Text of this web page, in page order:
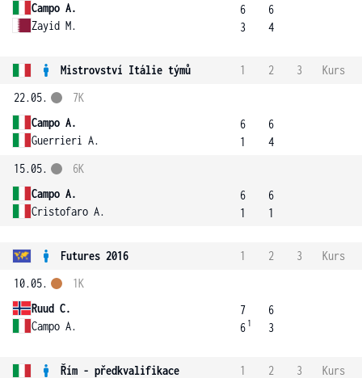
Campo A.
Zayid M.
6
3
6
4
Mistrovství Itálie týmů 1 2 3
Kurs
22.05.
Campo A.
Guerrieri A.
7K
6
1
6
4
15.05.
Campo A.
Cristofaro A.
6K
6
1
6
1
Futures 2016 1 2 3
Kurs
10.05.
Ruud C.
Campo A.
1K
7
6 1
6
3
Řím - předkvalifikace 1 2 3
Kurs